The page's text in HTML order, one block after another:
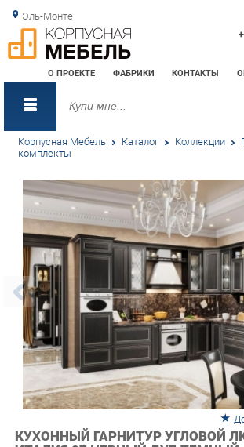
Эль-Монте
О ПРОЕКТЕ ФАБРИКИ КОНТАКТЫ
Корпусная Мебель Каталог Коллекции
комплекты
КУХОННЫЙ ГАРНИТУР УГЛОВОЙ
ИТАЛИЯ 07 ЧЕРНЫЙ ДУБ ТЕМНЫЙ